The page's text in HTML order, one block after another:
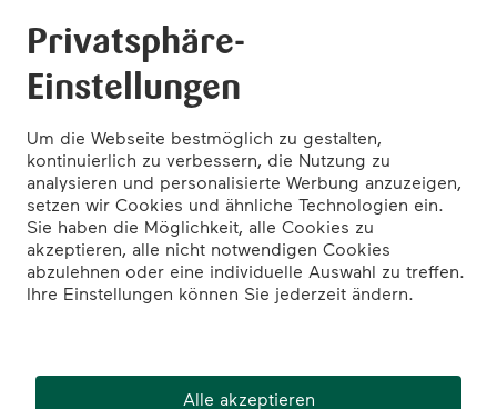
Überall dort, wo sich Menschen eine erfrischende
Pause gönnen.
mehr erfahren